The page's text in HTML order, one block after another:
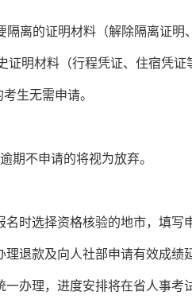
离的证明材料（解除隔离证明
明材料（行程凭证、住宿凭证
生无需申请。
期不申请的将视为放弃。
时选择资格核验的地市，填
退款及向人社部申请有效成
办理，进度安排将在省人事考